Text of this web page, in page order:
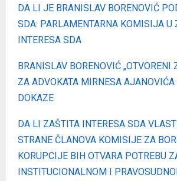
DA LI JE BRANISLAV BORENOVIĆ
SDA: PARLAMENTARNA KOMISIJA U
INTERESA SDA
BRANISLAV BORENOVIĆ „OTVORENI
ZA ADVOKATA MIRNESA
DOKAZE
DA LI ZAŠTITA INTERESA SDA
STRANE ČLANOVA KOMISIJE ZA
KORUPCIJE BIH OTVARA POTREBU
INSTITUCIONALNOM I